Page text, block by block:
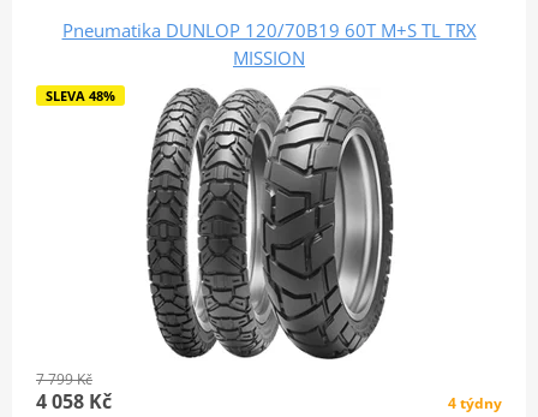
Pneumatika DUNLOP 120/70B19 60T M+S TL TRX
MISSION
SLEVA 48%
7 799 Kč
4 058 Kč 4 týdny